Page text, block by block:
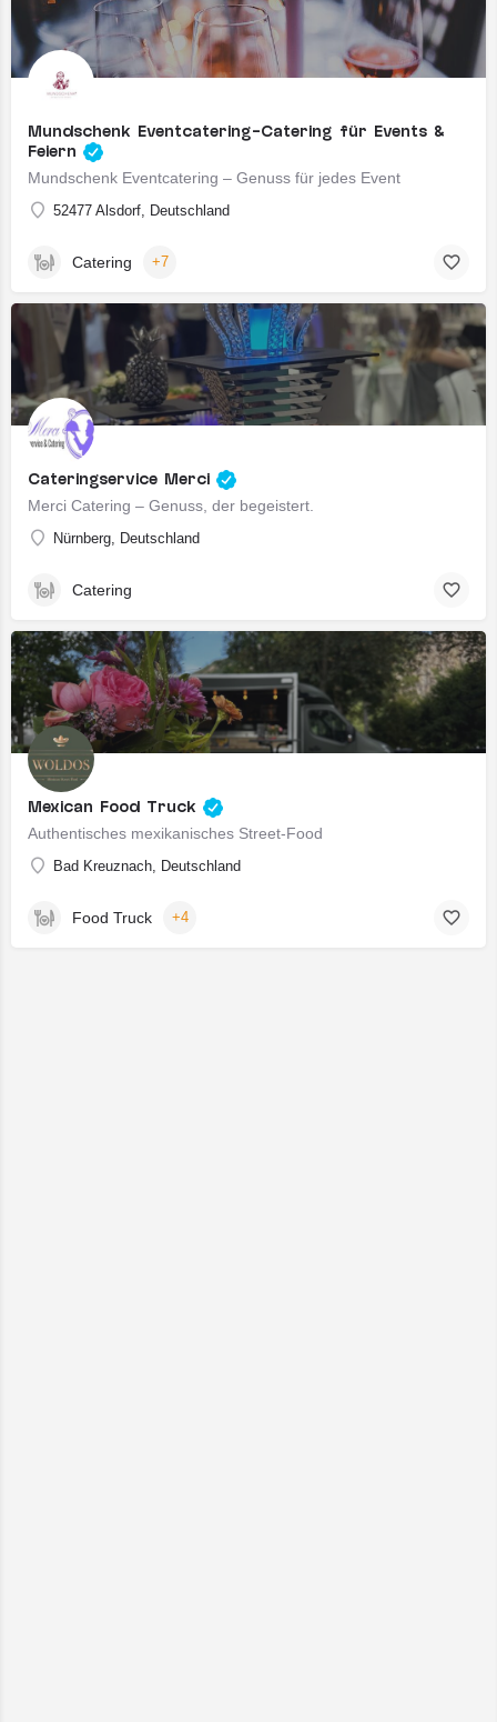
Mundschenk Eventcatering-Catering für Events &
Feiern
Mundschenk Eventcatering – Genuss für jedes Event
52477 Alsdorf, Deutschland
Catering +7
Cateringservice Merci
Merci Catering – Genuss, der begeistert.
Nürnberg, Deutschland
Catering
Mexican Food Truck
Authentisches mexikanisches Street-Food
Bad Kreuznach, Deutschland
Food Truck +4